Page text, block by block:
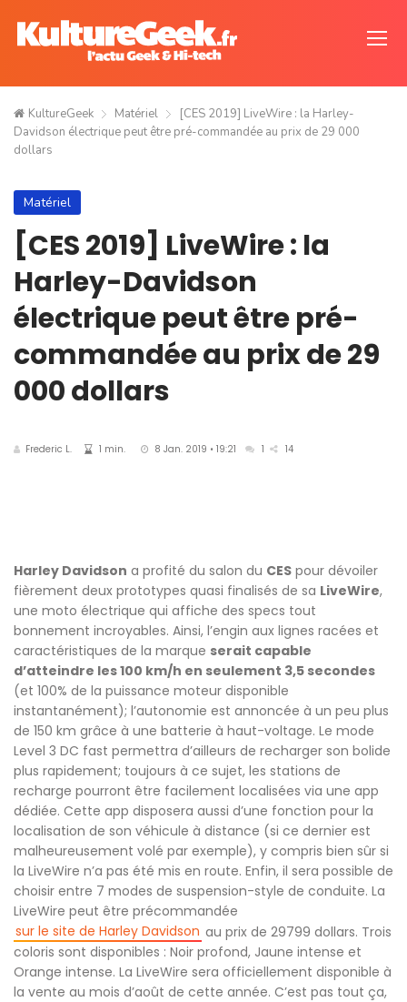
KultureGeek Matériel
[CES 2019] LiveWire : la Harley-
Davidson électrique peut être pré-commandée au prix de 29 000
dollars
Matériel
[CES 2019] LiveWire : la
Harley-Davidson
électrique peut être pré-
commandée au prix de 29
000 dollars
Frederic L. 1 min. 8 Jan. 2019 • 19:21 1 14
Harley Davidson a profité du salon du CES pour dévoiler
fièrement deux prototypes quasi finalisés de sa LiveWire,
une moto électrique qui affiche des specs tout
bonnement incroyables. Ainsi, l’engin aux lignes racées et
caractéristiques de la marque serait capable
d’atteindre les 100 km/h en seulement 3,5 secondes
(et 100% de la puissance moteur disponible
instantanément); l’autonomie est annoncée à un peu plus
de 150 km grâce à une batterie à haut-voltage. Le mode
Level 3 DC fast permettra d’ailleurs de recharger son bolide
plus rapidement; toujours à ce sujet, les stations de
recharge pourront être facilement localisées via une app
dédiée. Cette app disposera aussi d’une fonction pour la
localisation de son véhicule à distance (si ce dernier est
malheureusement volé par exemple), y compris bien sûr si
la LiveWire n’a pas été mis en route. Enfin, il sera possible de
choisir entre 7 modes de suspension-style de conduite. La
LiveWire peut être précommandée
sur le site de Harley Davidson au prix de 29799 dollars. Trois
coloris sont disponibles : Noir profond, Jaune intense et
Orange intense. La LiveWire sera officiellement disponible à
la vente au mois d’août de cette année. C’est pas tout ça,